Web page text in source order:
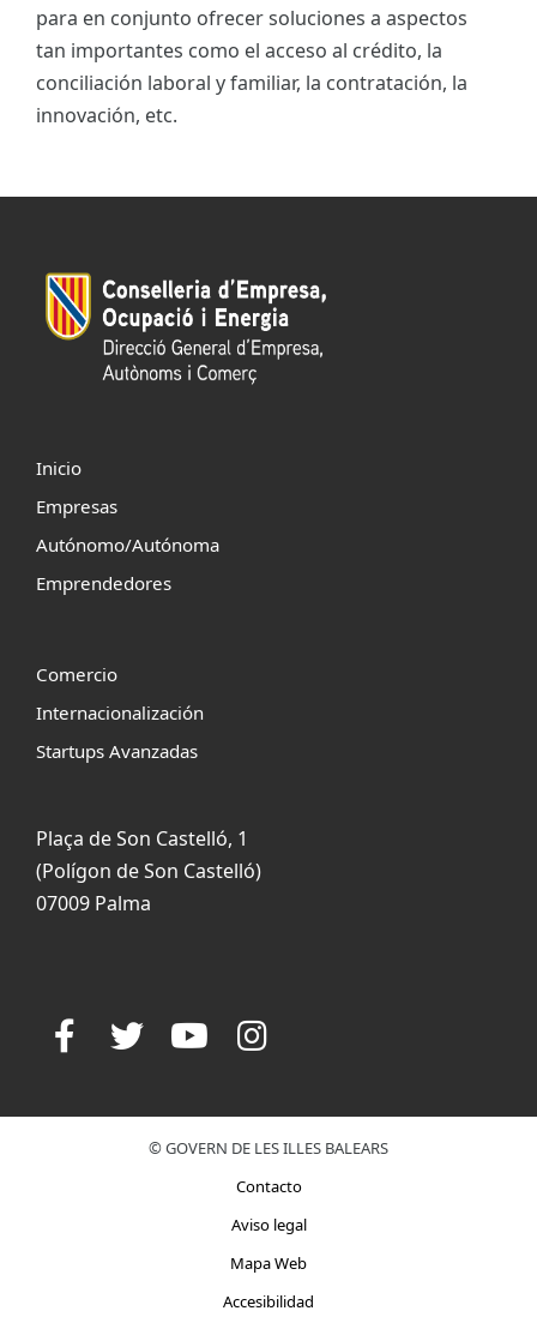
para en conjunto ofrecer soluciones a aspectos
tan importantes como el acceso al crédito, la
conciliación laboral y familiar, la contratación, la
innovación, etc.
Inicio
Empresas
Autónomo/Autónoma
Emprendedores
Comercio
Internacionalización
Startups Avanzadas
Plaça de Son Castelló, 1
(Polígon de Son Castelló)
07009 Palma
© GOVERN DE LES ILLES BALEARS
Contacto
Aviso legal
Mapa Web
Accesibilidad